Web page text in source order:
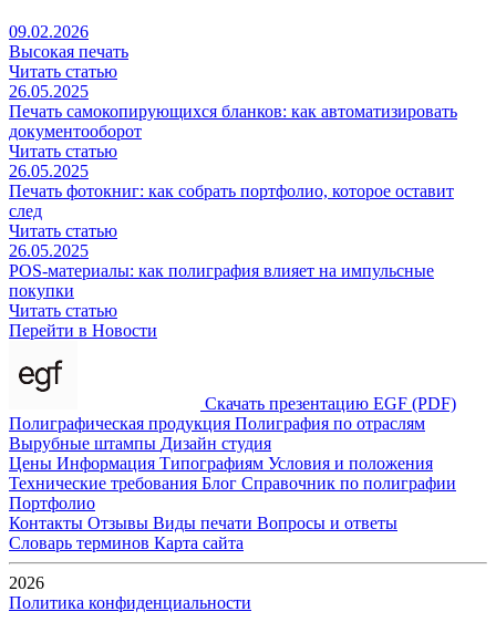
09.02.2026
Высокая печать
Читать статью
26.05.2025
Печать самокопирующихся бланков: как автоматизировать
документооборот
Читать статью
26.05.2025
Печать фотокниг: как собрать портфолио, которое оставит
след
Читать статью
26.05.2025
POS-материалы: как полиграфия влияет на импульсные
покупки
Читать статью
Перейти в Новости
Скачать презентацию EGF (PDF)
Полиграфическая продукция Полиграфия по отраслям
Вырубные штампы Дизайн студия
Цены Информация Типографиям Условия и положения
Технические требования Блог Справочник по полиграфии
Портфолио
Контакты Отзывы Виды печати Вопросы и ответы
Словарь терминов Карта сайта
2026
Политика конфиденциальности